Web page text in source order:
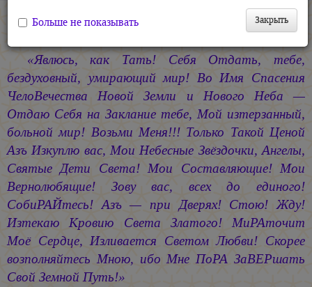
В Пустыне
«Явлюсь, как Тать! Себя Отдать, тебе,
бездуховный, умирающий мир! Во Имя Спасения
ЧелоВечества Новой Земли и Нового Неба —
Отдаю Себя на Заклание тебе, Мой изтерзанный,
больной мир! Возьми Меня!!! Только Такой Ценой
Азъ Изкуплю вас, Мои Небесные Звёздочки, Ангелы,
Святые Дети Света! Мои Составляющие! Мои
Вернолюбящие! Зову вас, всех до единого!
СобиРАЙтесь! Азъ — при Дверях! Стою! Жду!
Изтекаю Кровию Света Златого! МиРАточит
Моё Сердце, Изливается Светом Любви! Скорее
возполняйтесь Мною, ибо Мне ПоРА ЗаВЕРшать
Свой Земной Путь!»
Закрыть
Больше не показывать